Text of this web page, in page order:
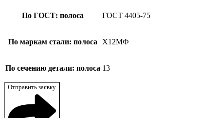
По ГОСТ: полоса ГОСТ 4405-75
По маркам стали: полоса Х12МФ
По сечению детали: полоса 13
Отправить заявку